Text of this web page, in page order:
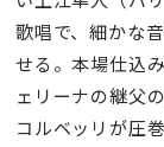
歌唱で、細かな
せる。本場仕込
ェリーナの継父
コルベッリが圧